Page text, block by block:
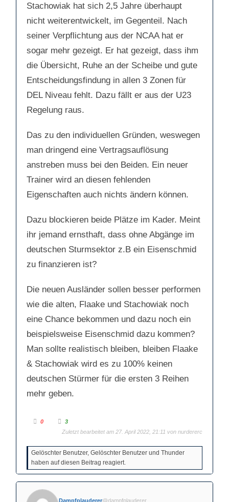
Stachowiak hat sich 2,5 Jahre überhaupt
nicht weiterentwickelt, im Gegenteil. Nach
seiner Verpflichtung aus der NCAA hat er
sogar mehr gezeigt. Er hat gezeigt, dass ihm
die Übersicht, Ruhe an der Scheibe und gute
Entscheidungsfindung in allen 3 Zonen für
DEL Niveau fehlt. Dazu fällt er aus der U23
Regelung raus.
Das zu den individuellen Gründen, weswegen
man dringend eine Vertragsauflösung
anstreben muss bei den Beiden. Ein neuer
Trainer wird an diesen fehlenden
Eigenschaften auch nichts ändern können.
Dazu blockieren beide Plätze im Kader. Meint
ihr jemand ernsthaft, dass ohne Abgänge im
deutschen Sturmsektor z.B ein Eisenschmid
zu finanzieren ist?
Die neuen Ausländer sollen besser performen
wie die alten, Flaake und Stachowiak noch
eine Chance bekommen und dazu noch ein
beispielsweise Eisenschmid dazu kommen?
Man sollte realistisch bleiben, bleiben Flaake
& Stachowiak wird es zu 100% keinen
deutschen Stürmer für die ersten 3 Reihen
mehr geben.
c
k
e
n
f
r
D
u
0
k
c
k
e
n
f
r
u
3
Zuletzt bearbeitet am 27. April 2022, 21:11 von nurdererc
Gelöschter Benutzer, Gelöschter Benutzer und Thunder
haben auf diesen Beitrag reagiert.
Dampfplauderer@dampfplauderer